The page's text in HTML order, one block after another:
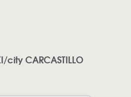
city CARCASTILLO